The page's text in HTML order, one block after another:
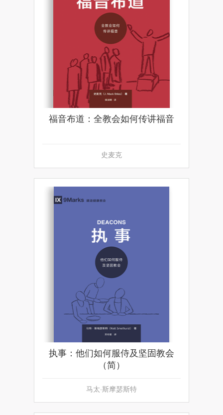
福音布道：全教会如何传讲福音
史麦克
执事：他们如何服侍及坚固教会
（简）
马太·斯摩瑟斯特